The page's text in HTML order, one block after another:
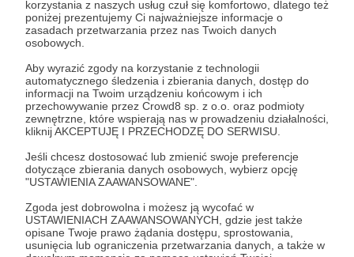
korzystania z naszych usług czuł się komfortowo, dlatego też
poniżej prezentujemy Ci najważniejsze informacje o
zasadach przetwarzania przez nas Twoich danych
osobowych.
Aby wyrazić zgody na korzystanie z technologii
automatycznego śledzenia i zbierania danych, dostęp do
informacji na Twoim urządzeniu końcowym i ich
przechowywanie przez Crowd8 sp. z o.o. oraz podmioty
zewnętrzne, które wspierają nas w prowadzeniu działalności,
kliknij AKCEPTUJĘ I PRZECHODZĘ DO SERWISU.
Jeśli chcesz dostosować lub zmienić swoje preferencje
dotyczące zbierania danych osobowych, wybierz opcję
"USTAWIENIA ZAAWANSOWANE".
Zgoda jest dobrowolna i możesz ją wycofać w
USTAWIENIACH ZAAWANSOWANYCH, gdzie jest także
opisane Twoje prawo żądania dostępu, sprostowania,
usunięcia lub ograniczenia przetwarzania danych, a także w
przyjęcie pod opiekę piesków ze schronisk-
umieralni, z wypadków, ze strasznych warunków,
trudnych i tragicznych historii nie sposób zliczyć.
wszystkim, ale nie jesteśmy w stanie… Z Waszą
pomocą będziemy mogli zrobić o wiele więcej dla
naszych czworonożnych przyjaciół.
CO ROBIMY?
OPIEKA NAD BEZDOMNYMI PSAMI
Otoczyliśmy opieką ponad 2000 potrzebujących
zwierząt. Każde zwierzę to osobna, smutna
historia... większość z happy endem.